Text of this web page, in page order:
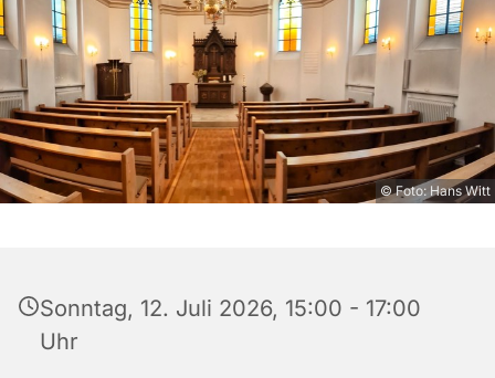
© Foto: Hans Witt
Sonntag, 12. Juli 2026, 15:00 - 17:00
Uhr